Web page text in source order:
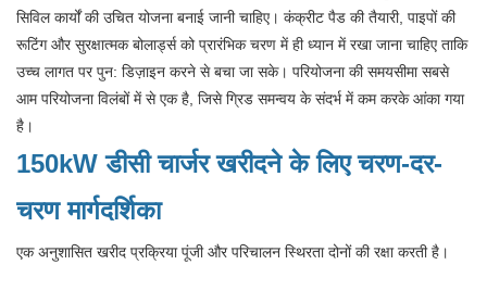
सिविल कार्यों की उचित योजना बनाई जानी चाहिए। कंक्रीट पैड की तैयारी, पाइपों की
रूटिंग और सुरक्षात्मक बोलार्ड्स को प्रारंभिक चरण में ही ध्यान में रखा जाना चाहिए ताकि
उच्च लागत पर पुन: डिज़ाइन करने से बचा जा सके। परियोजना की समयसीमा सबसे
आम परियोजना विलंबों में से एक है, जिसे ग्रिड समन्वय के संदर्भ में कम करके आंका गया
है।
150kW डीसी चार्जर खरीदने के लिए चरण-दर-
चरण मार्गदर्शिका
एक अनुशासित खरीद प्रक्रिया पूंजी और परिचालन स्थिरता दोनों की रक्षा करती है।